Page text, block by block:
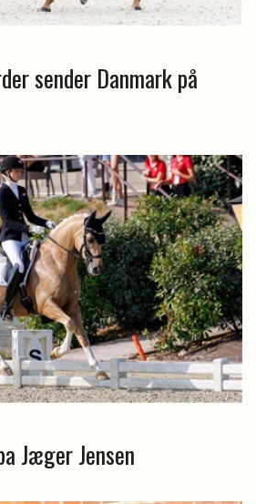
sender Danmark på
Jæger Jensen